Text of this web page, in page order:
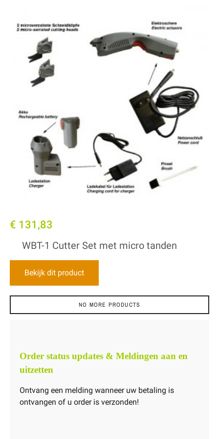
€ 131,83
WBT-1 Cutter Set met micro tanden
Bekijk dit product
NO MORE PRODUCTS
Order status updates & Meldingen aan en
uitzetten
Ontvang een melding wanneer uw betaling is
ontvangen of u order is verzonden!